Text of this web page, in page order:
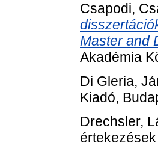
Csapodi,
Master and
Akadémia
Di Gleria,
Kiadó,
Drechsler,